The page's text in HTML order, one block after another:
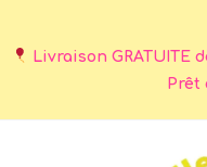
Livraison GRATUITE
Prêt